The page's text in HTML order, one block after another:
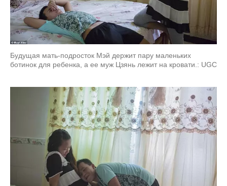
Будущая мать-подросток Мэй держит пару маленьких
ботинок для ребенка, а ее муж Цзянь лежит на кровати.: UGC